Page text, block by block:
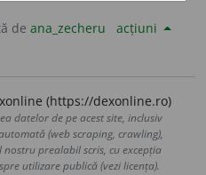
de ana_zecheru acțiuni
(https://dexonline.ro)
datelor de pe acest site, inclusiv
(web scraping, crawling),
prealabil scris, cu excepția
utilizare publică (vezi licența).